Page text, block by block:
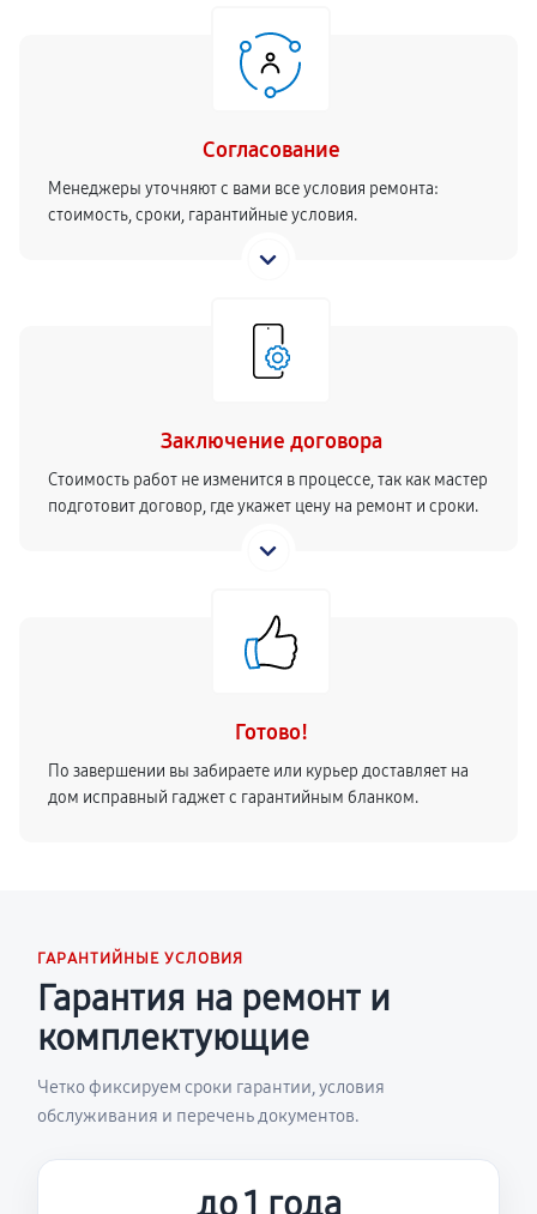
Согласование
Менеджеры уточняют с вами все условия ремонта:
стоимость, сроки, гарантийные условия.
Заключение договора
Стоимость работ не изменится в процессе, так как мастер
подготовит договор, где укажет цену на ремонт и сроки.
Готово!
По завершении вы забираете или курьер доставляет на
дом исправный гаджет с гарантийным бланком.
ГАРАНТИЙНЫЕ УСЛОВИЯ
Гарантия на ремонт и
комплектующие
Четко фиксируем сроки гарантии, условия
обслуживания и перечень документов.
до 1 года